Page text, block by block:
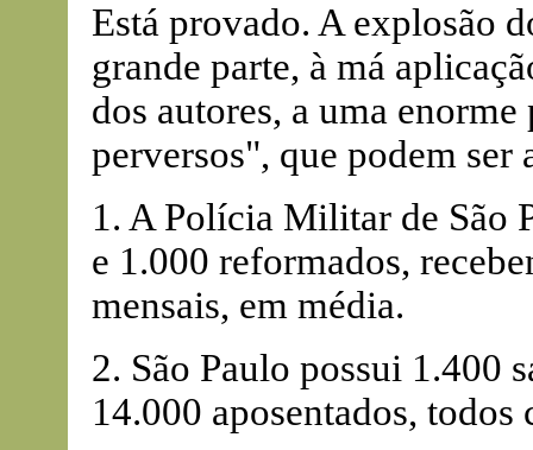
Está provado. A explosão
grande parte, à má
dos autores, a uma
perversos", que podem
1. A Polícia Militar de São
e 1.000 reformados,
mensais, em média.
2. São Paulo possui 1.400
14.000 aposentados,